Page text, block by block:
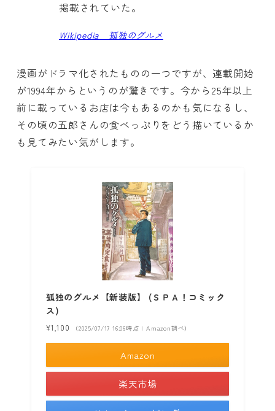
掲載されていた。
Wikipedia 孤独のグルメ
漫画がドラマ化されたものの一つですが、連載開始
が1994年からというのが驚きです。今から25年以上
前に載っているお店は今もあるのかも気になるし、
その頃の五郎さんの食べっぷりをどう描いているか
も見てみたい気がします。
孤独のグルメ【新装版】 (ＳＰＡ！コミック
ス)
¥1,100 （2025/07/17 16:06時点 | Amazon調べ）
Amazon
楽天市場